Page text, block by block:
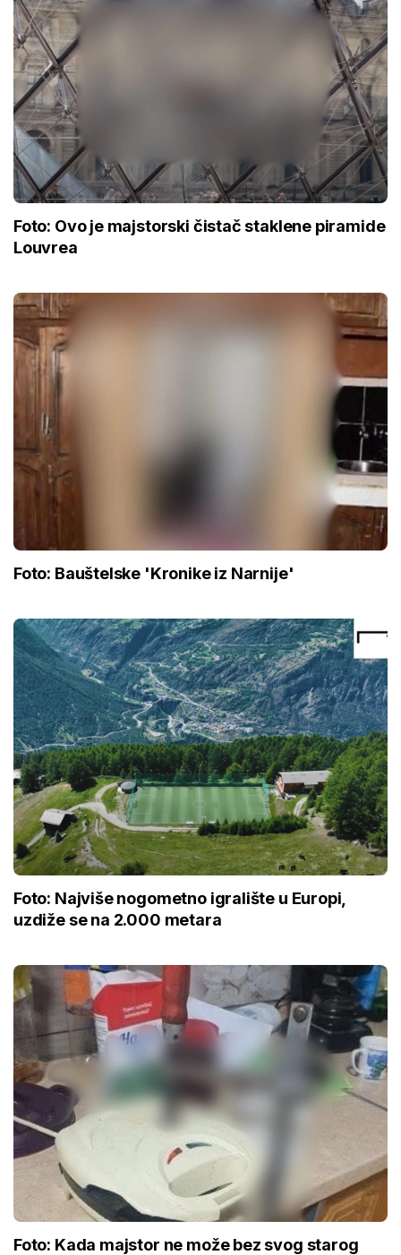
Foto: Ovo je majstorski čistač staklene piramide
Louvrea
Foto: Bauštelske 'Kronike iz Narnije'
Foto: Najviše nogometno igralište u Europi,
uzdiže se na 2.000 metara
Foto: Kada majstor ne može bez svog starog